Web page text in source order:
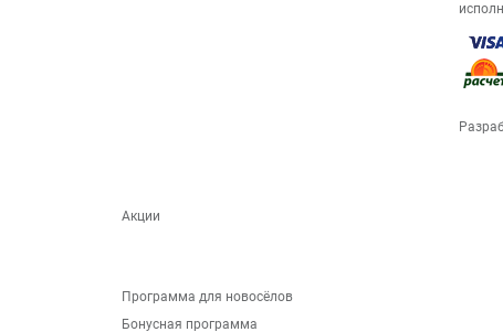
Акции
Программа для новосёлов
Бонусная программа